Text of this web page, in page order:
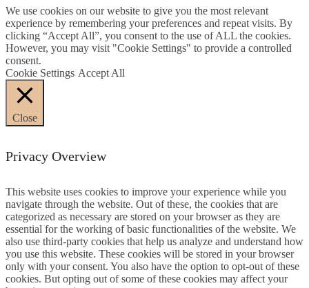
We use cookies on our website to give you the most relevant
experience by remembering your preferences and repeat visits. By
clicking “Accept All”, you consent to the use of ALL the cookies.
However, you may visit "Cookie Settings" to provide a controlled
consent.
Cookie Settings Accept All
Close
Privacy Overview
This website uses cookies to improve your experience while you
navigate through the website. Out of these, the cookies that are
categorized as necessary are stored on your browser as they are
essential for the working of basic functionalities of the website. We
also use third-party cookies that help us analyze and understand how
you use this website. These cookies will be stored in your browser
only with your consent. You also have the option to opt-out of these
cookies. But opting out of some of these cookies may affect your